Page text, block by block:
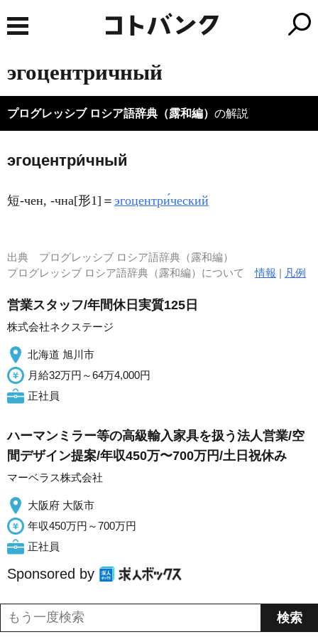
эгоцентричный
プログレッシブ ロシア語辞典（露和編） の解説
эгоцентри́чный
短-чен, -чна[形1]＝ эгоцентри́ческий
出典 プログレッシブ ロシア語辞典（露和編）
プログレッシブ ロシア語辞典（露和編）について情報 | 凡例
営業スタッフ/年間休日実質125日
株式会社ネクステージ
北海道 旭川市
月給32万円～64万4,000円
正社員
ハーマンミラー等の高級輸入家具を扱う法人営業/空
間デザイン提案/年収450万〜700万円/土日祝休み
マーベラス株式会社
大阪府 大阪市
年収450万円～700万円
正社員
Sponsored by